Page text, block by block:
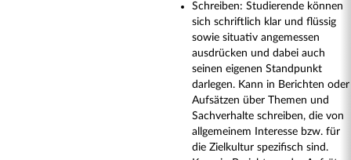
Schreiben: Studierende können
sich schriftlich klar und flüssig
sowie situativ angemessen
ausdrücken und dabei auch
seinen eigenen Standpunkt
darlegen. Kann in Berichten oder
Aufsätzen über Themen und
Sachverhalte schreiben, die von
allgemeinem Interesse bzw. für
die Zielkultur spezifisch sind.